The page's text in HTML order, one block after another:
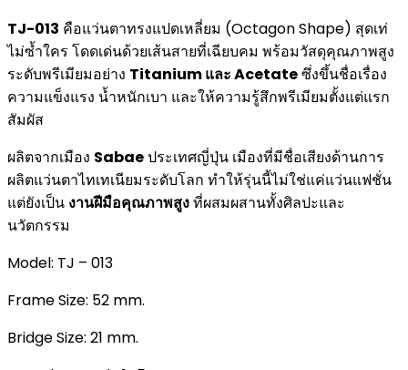
TJ-013 คือแว่นตาทรงแปดเหลี่ยม (Octagon Shape) สุดเท่
ไม่ซ้ำใคร โดดเด่นด้วยเส้นสายที่เฉียบคม พร้อมวัสดุคุณภาพสูง
ระดับพรีเมียมอย่าง Titanium และ Acetateซึ่งขึ้นชื่อเรื่อง
ความแข็งแรง น้ำหนักเบา และให้ความรู้สึกพรีเมียมตั้งแต่แรก
สัมผัส
ผลิตจากเมือง Sabaeประเทศญี่ปุ่น เมืองที่มีชื่อเสียงด้านการ
ผลิตแว่นตาไทเทเนียมระดับโลก ทำให้รุ่นนี้ไม่ใช่แค่แว่นแฟชั่น
แต่ยังเป็น งานฝีมือคุณภาพสูงที่ผสมผสานทั้งศิลปะและ
นวัตกรรม
Model: TJ – 013
Frame Size: 52 mm.
Bridge Size: 21 mm.